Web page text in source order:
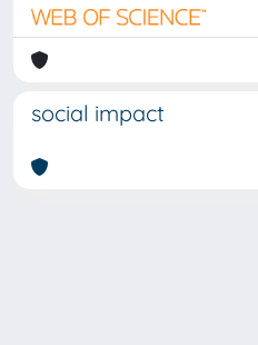
social impact